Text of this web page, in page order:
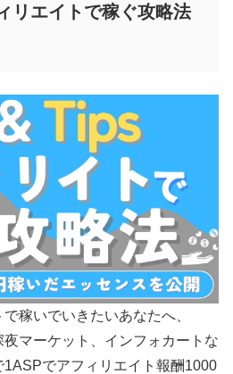
リエイトで稼ぐ攻略法
稼いでいきたいあなたへ、
マーケット、インフォカートな
でアフィリエイト報酬1000